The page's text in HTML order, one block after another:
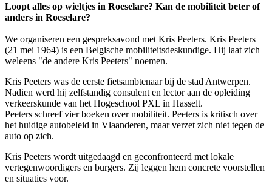
Loopt alles op wieltjes in Roeselare? Kan de mobiliteit beter of
anders in Roeselare?
We organiseren een gespreksavond met Kris Peeters. Kris Peeters
(21 mei 1964) is een Belgische mobiliteitsdeskundige. Hij laat zich
weleens "de andere Kris Peeters" noemen.
Kris Peeters was de eerste fietsambtenaar bij de stad Antwerpen.
Nadien werd hij zelfstandig consulent en lector aan de opleiding
verkeerskunde van het Hogeschool PXL in Hasselt.
Peeters schreef vier boeken over mobiliteit. Peeters is kritisch over
het huidige autobeleid in Vlaanderen, maar verzet zich niet tegen de
auto op zich.
Kris Peeters wordt uitgedaagd en geconfronteerd met lokale
vertegenwoordigers en burgers. Zij leggen hem concrete voorstellen
en situaties voor.